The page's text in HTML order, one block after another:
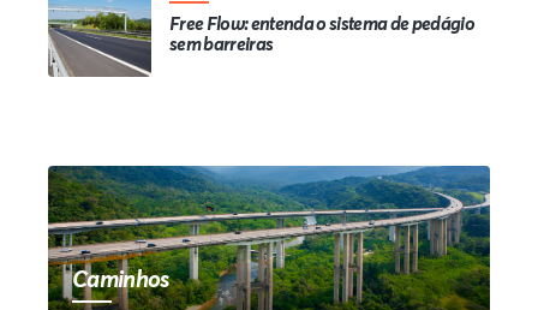
Free Flow: entenda o sistema de pedágio
sem barreiras
Caminhos